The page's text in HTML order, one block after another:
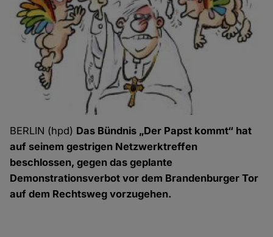
BERLIN (hpd) Das Bündnis „Der Papst kommt“ hat
auf seinem gestrigen Netzwerktreffen
beschlossen, gegen das geplante
Demonstrationsverbot vor dem Brandenburger Tor
auf dem Rechtsweg vorzugehen.